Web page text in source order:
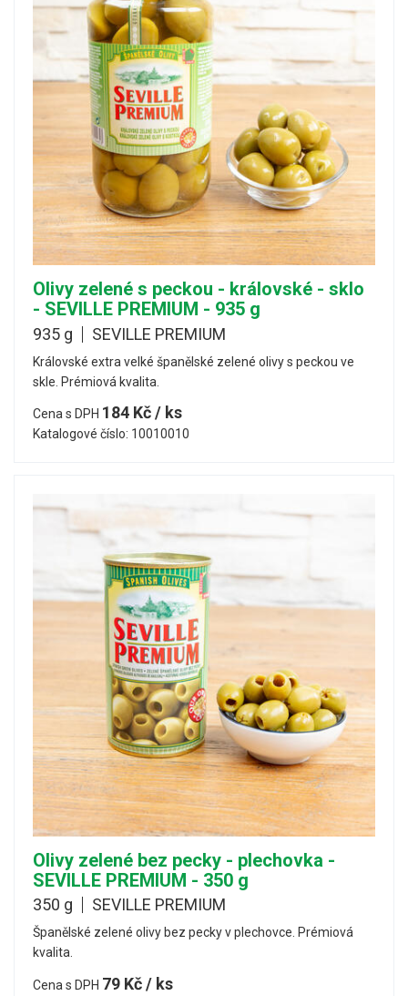
Olivy zelené s peckou - královské - sklo
- SEVILLE PREMIUM - 935 g
935 g SEVILLE PREMIUM
Královské extra velké španělské zelené olivy s peckou ve
skle. Prémiová kvalita.
Cena s DPH 184 Kč / ks
Katalogové číslo: 10010010
Olivy zelené bez pecky - plechovka -
SEVILLE PREMIUM - 350 g
350 g SEVILLE PREMIUM
Španělské zelené olivy bez pecky v plechovce. Prémiová
kvalita.
Cena s DPH 79 Kč / ks